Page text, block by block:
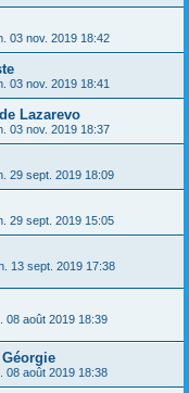
03 nov. 2019 18:42
03 nov. 2019 18:41
Lazarevo
03 nov. 2019 18:37
29 sept. 2019 18:09
29 sept. 2019 15:05
13 sept. 2019 17:38
08 août 2019 18:39
08 août 2019 18:38